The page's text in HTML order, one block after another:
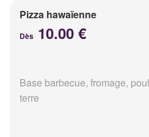
Pizza hawaïenne
Dès 10.00 €
Base barbecue, fromage,
terre